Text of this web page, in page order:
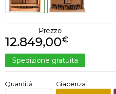
Prezzo
€
12.849,00
Spedizione gratuita
x1 Prezzo finale:€12.849,00
Quantità Giacenza